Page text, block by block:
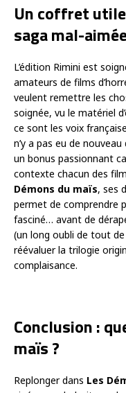
Un coffret
saga mal-
L’édition Rimini est
amateurs de films
veulent remettre les
soignée, vu le matériel
ce sont les voix
n’y a pas eu de
un bonus passionnant
contexte chacun des
Démons du maïs, ses
permet de comprendre
fasciné… avant de
(un long oubli de tout
réévaluer la trilogie
complaisance.
Conclusion :
maïs ?
Replonger dans Les